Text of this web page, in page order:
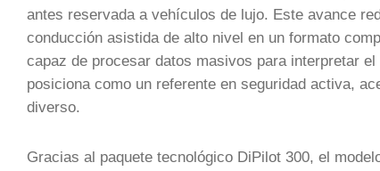
antes reservada a vehículos de lujo. Este avance
conducción asistida de alto nivel en un formato
capaz de procesar datos masivos para interpretar
posiciona como un referente en seguridad activa,
diverso.
Gracias al paquete tecnológico DiPilot 300, el